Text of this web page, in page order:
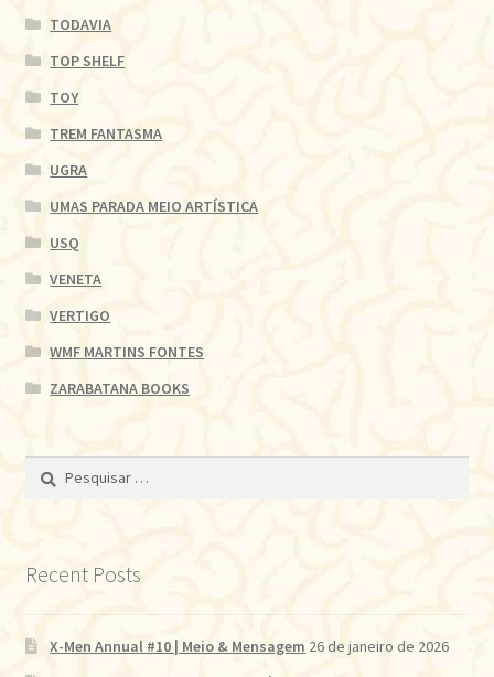
TODAVIA
TOP SHELF
TOY
TREM FANTASMA
UGRA
UMAS PARADA MEIO ARTÍSTICA
USQ
VENETA
VERTIGO
WMF MARTINS FONTES
ZARABATANA BOOKS
Pesquisar
Recent Posts
X-Men Annual #10 | Meio & Mensagem 26 de janeiro de 2026